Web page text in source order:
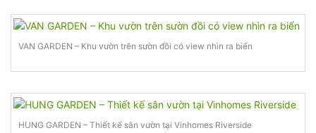
VAN GARDEN – Khu vườn trên sườn đồi có view nhìn ra biển
HUNG GARDEN – Thiết kế sân vườn tại Vinhomes Riverside